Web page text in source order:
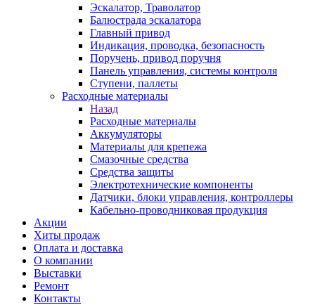
Эскалатор, Траволатор
Балюстрада эскалатора
Главный привод
Индикация, проводка, безопасность
Поручень, привод поручня
Панель управления, системы контроля
Ступени, паллеты
Расходные материалы
Назад
Расходные материалы
Аккумуляторы
Материалы для крепежа
Смазочные средства
Средства защиты
Электротехнические компоненты
Датчики, блоки управления, контроллеры
Кабельно-проводниковая продукция
Акции
Хиты продаж
Оплата и доставка
О компании
Выставки
Ремонт
Контакты